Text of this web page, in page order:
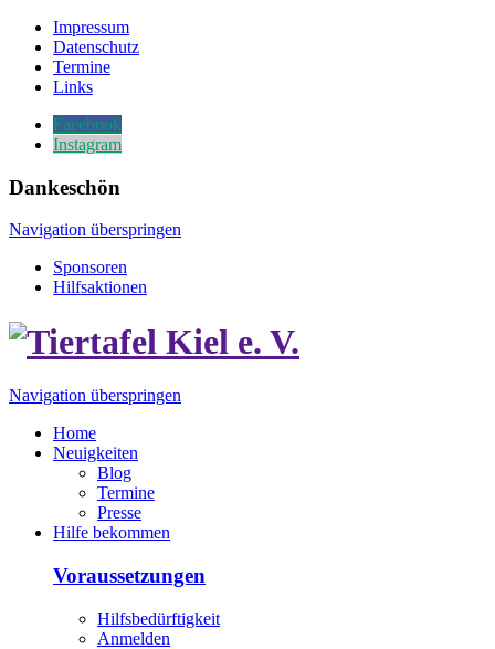
Impressum
Datenschutz
Termine
Links
Facebook
Instagram
Dankeschön
Navigation überspringen
Sponsoren
Hilfsaktionen
Navigation überspringen
Home
Neuigkeiten
Blog
Termine
Presse
Hilfe bekommen
Voraussetzungen
Hilfsbedürftigkeit
Anmelden